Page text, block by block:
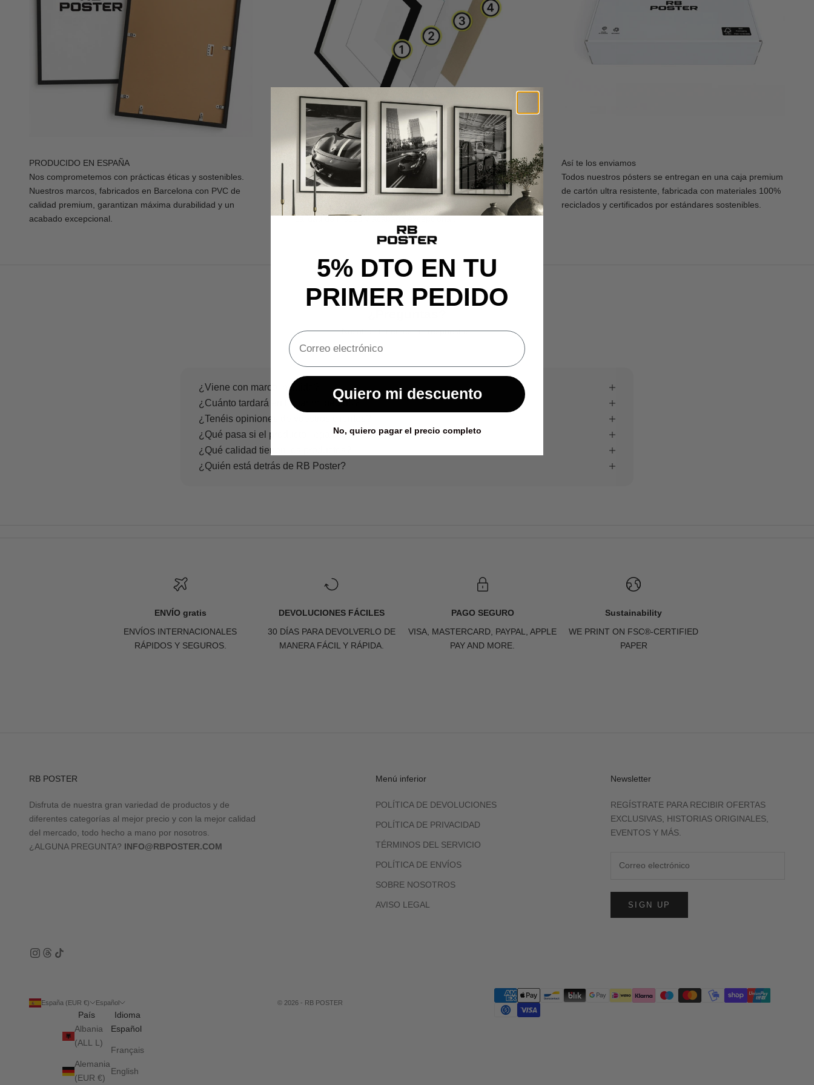
PRODUCIDO EN ESPAÑA
Nos comprometemos con prácticas éticas y sostenibles.
Nuestros marcos, fabricados en Barcelona con PVC de
calidad premium, garantizan máxima durabilidad y un
acabado excepcional.
CALIDAD DE MUSEO
Cada poster se produce con materiales premium y un
proceso cuidado al detalle, desde la impresión de alta
definición hasta el montaje final, ofreciendo una pieza con
calidad de museo y acabado excepcional.
Así te los enviamos
Todos nuestros pósters se entregan en una caja premium
de cartón ultra resistente, fabricada con materiales 100%
reciclados y certificados por estándares sostenibles.
Nosotros tenemos las respuestas.
¿Viene con marco incluido?
¿Cuánto tardará en llegar mi pedido?
¿Tenéis opiniones de vuestros clientes?
¿Qué pasa si el producto llega dañado?
¿Qué calidad tienen los productos?
¿Quién está detrás de RB Poster?
ENVÍO gratis
ENVÍOS INTERNACIONALES
RÁPIDOS Y SEGUROS.
DEVOLUCIONES FÁCILES
30 DÍAS PARA DEVOLVERLO DE
MANERA FÁCIL Y RÁPIDA.
PAGO SEGURO
VISA, MASTERCARD, PAYPAL, APPLE
PAY AND MORE.
Sustainability
WE PRINT ON FSC®-CERTIFIED
PAPER
RB POSTER
Disfruta de nuestra gran variedad de productos y de
diferentes categorías al mejor precio y con la mejor calidad
del mercado, todo hecho a mano por nosotros.
¿ALGUNA PREGUNTA? INFO@RBPOSTER.COM
Menú inferior
POLÍTICA DE DEVOLUCIONES
POLÍTICA DE PRIVACIDAD
TÉRMINOS DEL SERVICIO
POLÍTICA DE ENVÍOS
SOBRE NOSOTROS
AVISO LEGAL
Newsletter
REGÍSTRATE PARA RECIBIR OFERTAS
EXCLUSIVAS, HISTORIAS ORIGINALES,
EVENTOS Y MÁS.
SIGN UP
España (EUR €)
País
Albania
(ALL L)
Alemania
(EUR €)
Español
Idioma
Español
Français
English
© 2026 - RB POSTER
5% DTO EN TU
PRIMER PEDIDO
Quiero mi descuento
No, quiero pagar el precio completo